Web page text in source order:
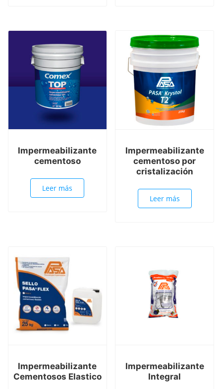
Impermeabilizante
cementoso
Leer más
Impermeabilizante
cementoso por
cristalización
Leer más
Impermeabilizante
Cementosos Elastico
Impermeabilizante
Integral